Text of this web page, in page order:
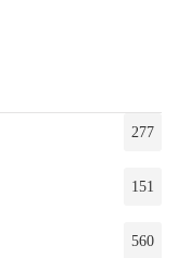
277
151
560